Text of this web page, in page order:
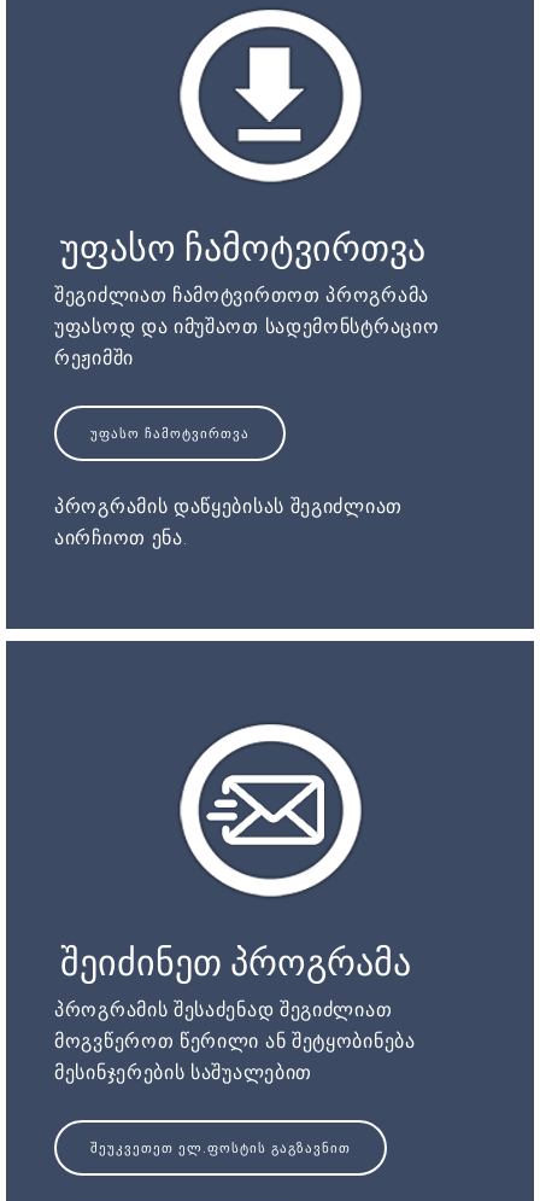
უფასო ჩამოტვირთვა
შეგიძლიათ ჩამოტვირთოთ პროგრამა
უფასოდ და იმუშაოთ სადემონსტრაციო
რეჟიმში
ᲣᲤᲐᲡᲝ ᲩᲐᲛᲝᲢᲕᲘᲠᲗᲕᲐ
პროგრამის დაწყებისას შეგიძლიათ
აირჩიოთ ენა.
შეიძინეთ პროგრამა
პროგრამის შესაძენად შეგიძლიათ
მოგვწეროთ წერილი ან შეტყობინება
მესინჯერების საშუალებით
ᲨᲔᲣᲙᲕᲔᲗᲔᲗ ᲔᲚ.ᲤᲝᲡᲢᲘᲡ ᲒᲐᲒᲖᲐᲕᲜᲘᲗ